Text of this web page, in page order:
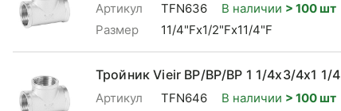
Артикул TFN636 В наличии > 100 шт
Размер
11/4"Fx1/2"Fx11/4"F
Тройник Vieir ВР/ВР/ВР 1 1/4x3/4x1 1/4
Артикул TFN646 В наличии > 100 шт